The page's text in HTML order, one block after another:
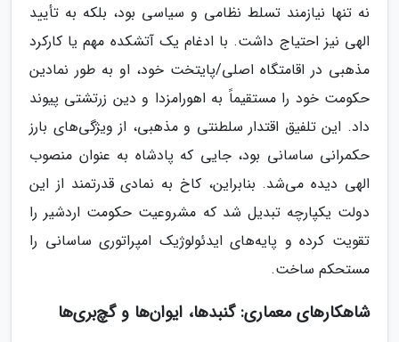
نه تنها نیازمند تسلط نظامی و سیاسی بود، بلکه به تأیید
الهی نیز احتیاج داشت. با ادغام یک آتشکده مهم یا کارکرد
مذهبی در اقامتگاه اصلی/پایتخت خود، او به طور نمادین
حکومت خود را مستقیماً به اهورامزدا و دین زرتشتی پیوند
داد. این تلفیق اقتدار سلطنتی و مذهبی، از ویژگی‌های بارز
حکمرانی ساسانی بود، جایی که پادشاه به عنوان منصوب
الهی دیده می‌شد. بنابراین، کاخ به نمادی قدرتمند از این
دولت یکپارچه تبدیل شد که مشروعیت حکومت اردشیر را
تقویت کرده و پایه‌های ایدئولوژیک امپراتوری ساسانی را
مستحکم ساخت.
شاهکارهای معماری: گنبدها، ایوان‌ها و گچ‌بری‌ها